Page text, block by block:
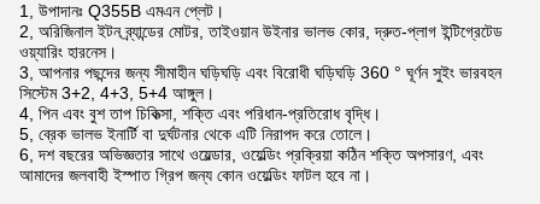
1, উপাদানঃ Q355B এমএন প্লেট।
2, অরিজিনাল ইটন ব্র্যান্ডের মোটর, তাইওয়ান উইনার ভালভ কোর, দ্রুত-প্লাগ ইন্টিগ্রেটেড
ওয়্যারিং হারনেস।
3, আপনার পছন্দের জন্য সীমাহীন ঘড়িঘড়ি এবং বিরোধী ঘড়িঘড়ি 360 ° ঘূর্ণন সুইং ভারবহন
সিস্টেম 3+2, 4+3, 5+4 আঙ্গুল।
4, পিন এবং বুশ তাপ চিকিত্সা, শক্তি এবং পরিধান-প্রতিরোধ বৃদ্ধি।
5, ব্রেক ভালভ ইনার্টি বা দুর্ঘটনার থেকে এটি নিরাপদ করে তোলে।
6, দশ বছরের অভিজ্ঞতার সাথে ওয়েল্ডার, ওয়েল্ডিং প্রক্রিয়া কঠিন শক্তি অপসারণ, এবং
আমাদের জলবাহী ইস্পাত গ্রিপ জন্য কোন ওয়েল্ডিং ফাটল হবে না।